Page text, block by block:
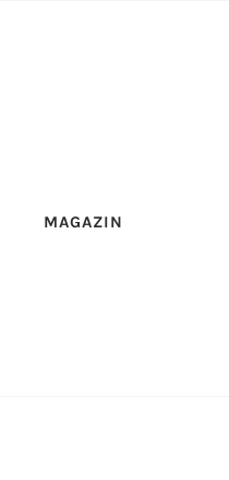
MAGAZIN